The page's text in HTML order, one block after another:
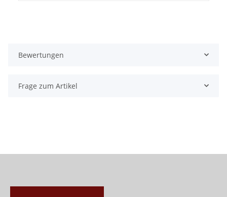
Bewertungen
Frage zum Artikel